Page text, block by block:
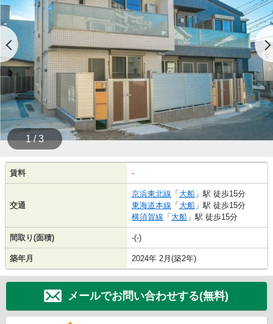
1 / 3
賃料 -
交通
京浜東北線 「 大船 」駅 徒歩15分
東海道本線 「 大船 」駅 徒歩15分
横須賀線 「 大船 」駅 徒歩15分
間取り(面積) -(-)
築年月 2024年 2月(築2年)
メールでお問い合わせする(無料)